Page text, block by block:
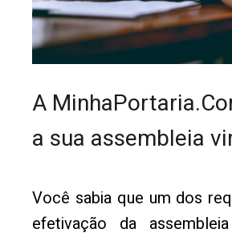
A
a sua assembleia
Você sabia que um dos
efetivação da